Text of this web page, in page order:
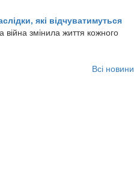
які відчуватимуться
змінила життя кожного
Всі новини